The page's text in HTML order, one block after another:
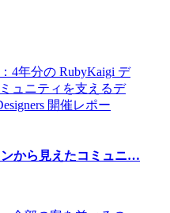
から見えたコミュニ…